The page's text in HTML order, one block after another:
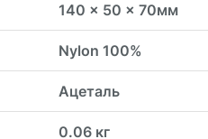
140 x 50 x 70мм
Nylon 100%
Ацеталь
0.06 кг